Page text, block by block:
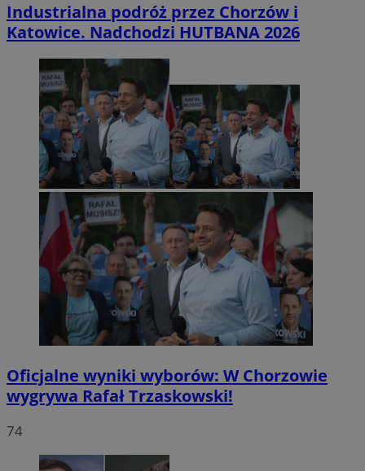
Industrialna podróż przez Chorzów i
Katowice. Nadchodzi HUTBANA 2026
Oficjalne wyniki wyborów: W Chorzowie
wygrywa Rafał Trzaskowski!
74